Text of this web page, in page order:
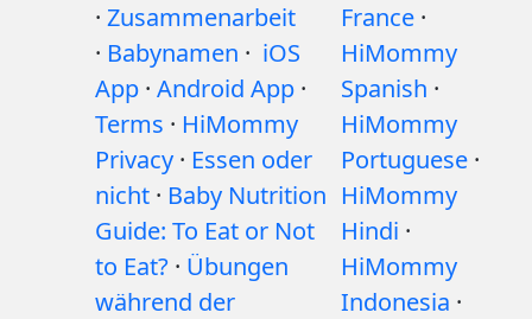
· Zusammenarbeit
· Babynamen · iOS
App · Android App ·
Terms · HiMommy
Privacy · Essen oder
nicht · Baby Nutrition
Guide: To Eat or Not
to Eat? · Übungen
während der
France ·
HiMommy
Spanish ·
HiMommy
Portuguese ·
HiMommy
Hindi ·
HiMommy
Indonesia ·